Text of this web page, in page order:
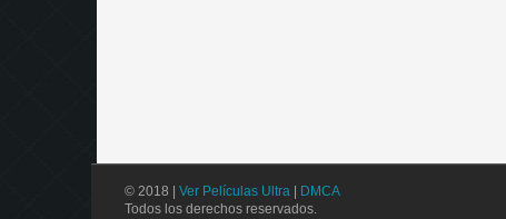
© 2018 | Ver Películas Ultra
DMCA
Todos los derechos reservados.